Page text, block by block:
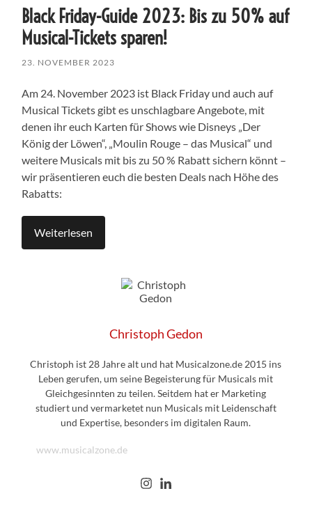
Black Friday-Guide 2023: Bis zu 50% auf
Musical-Tickets sparen!
23. NOVEMBER 2023
Am 24. November 2023 ist Black Friday und auch auf
Musical Tickets gibt es unschlagbare Angebote, mit
denen ihr euch Karten für Shows wie Disneys „Der
König der Löwen“, „Moulin Rouge – das Musical“ und
weitere Musicals mit bis zu 50 % Rabatt sichern könnt –
wir präsentieren euch die besten Deals nach Höhe des
Rabatts:
Weiterlesen
Christoph Gedon
Christoph ist 28 Jahre alt und hat Musicalzone.de 2015 ins
Leben gerufen, um seine Begeisterung für Musicals mit
Gleichgesinnten zu teilen. Seitdem hat er Marketing
studiert und vermarketet nun Musicals mit Leidenschaft
und Expertise, besonders im digitalen Raum.
www.musicalzone.de